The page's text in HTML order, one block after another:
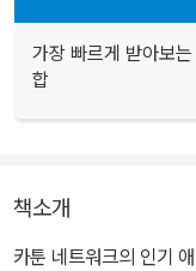
가장 빠르게 받아보
합
책소개
카툰 네트워크의 인기